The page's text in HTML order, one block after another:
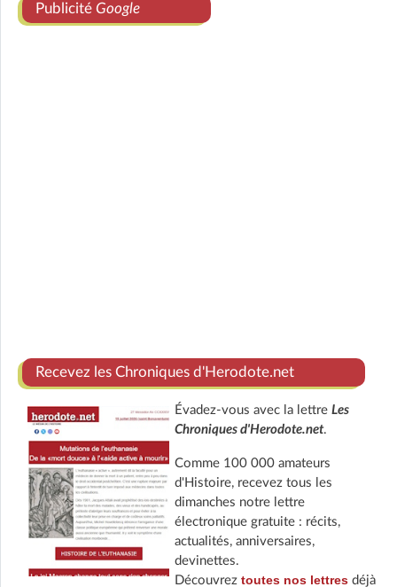
Publicité Google
Recevez les Chroniques d'Herodote.net
Évadez-vous avec la lettre Les
Chroniques d'Herodote.net.
Comme 100 000 amateurs
d'Histoire, recevez tous les
dimanches notre lettre
électronique gratuite : récits,
actualités, anniversaires,
devinettes.
Découvrez toutes nos lettresdéjà